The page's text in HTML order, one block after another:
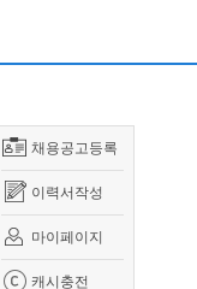
채용공고등록
이력서작성
마이페이지
캐시충전